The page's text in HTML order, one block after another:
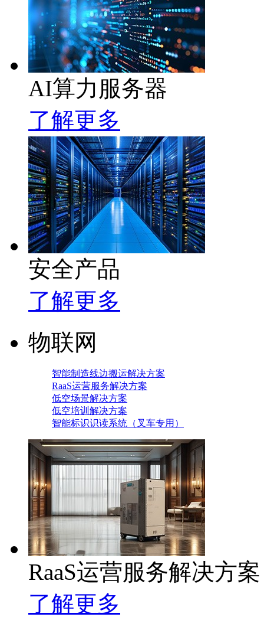
AI算力服务器
了解更多
安全产品
了解更多
物联网
智能制造线边搬运解决方案
RaaS运营服务解决方案
低空场景解决方案
低空培训解决方案
智能标识识读系统（叉车专用）
RaaS运营服务解决方案
了解更多